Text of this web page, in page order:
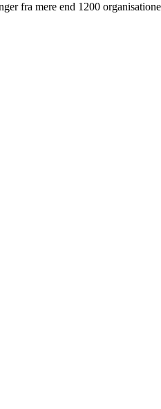
fra mere end 1200